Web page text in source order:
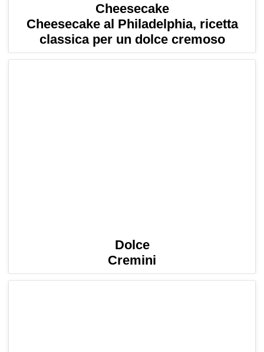
Cheesecake
Cheesecake al Philadelphia, ricetta
classica per un dolce cremoso
Dolce
Cremini